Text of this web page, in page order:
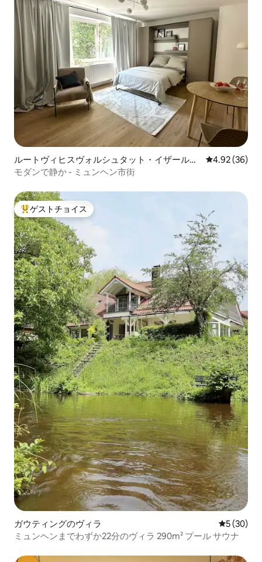
ルートヴィヒスヴォルシュタット・イザールヴ
ォルシュタットのマンション・アパート
レビュー36
4.92 (36)
モダンで静か - ミュンヘン市街
大好評のゲストチョイスです。
ゲストチョイス
ガウティングのヴィラ レビュー
5 (30)
ミュンヘンまでわずか22分のヴィラ 290m² プール サウナ